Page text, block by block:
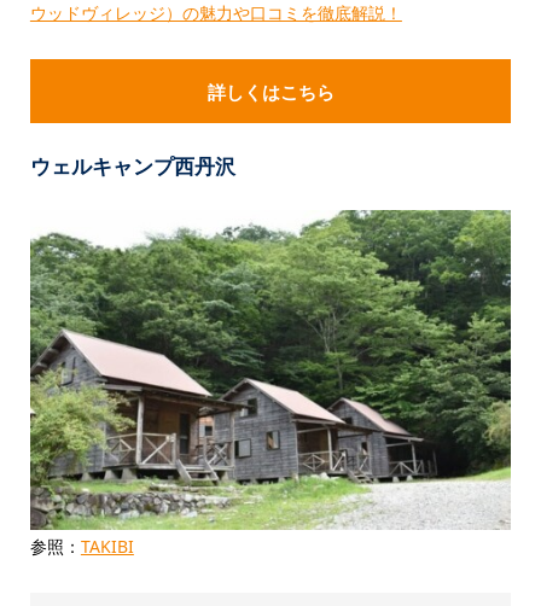
ウッドヴィレッジ）の魅力や口コミを徹底解説！
詳しくはこちら
ウェルキャンプ西丹沢
参照： TAKIBI